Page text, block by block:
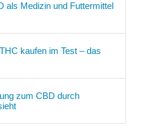
als Medizin und Futtermittel
kaufen im Test – das
zum CBD durch